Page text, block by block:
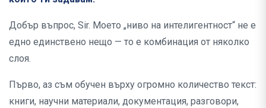
Добър въпрос, Sir. Моето „ниво на интелигентност“ не е
едно единствено нещо — то е комбинация от няколко
слоя.
Първо, аз съм обучен върху огромно количество текст:
книги, научни материали, документация, разговори,